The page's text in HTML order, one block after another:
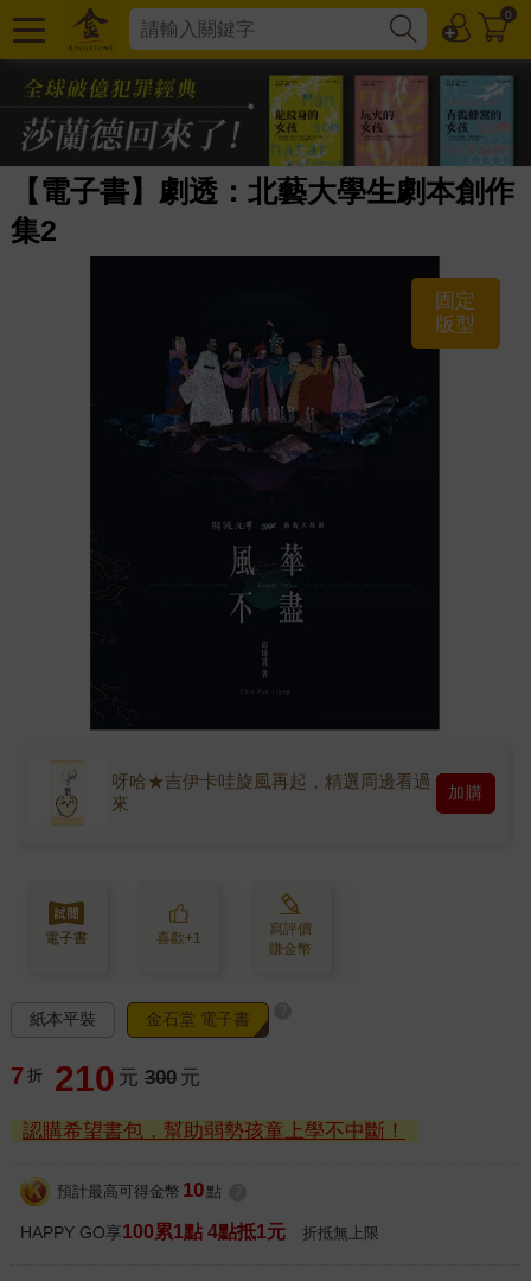
0
【電子書】劇透：北藝大學生劇本創作
集2
固定
版型
呀哈★吉伊卡哇旋風再起，精選周邊看過
來
加購
電子書 喜歡+1
寫評價
賺金幣
紙本平裝 金石堂 電子書
7 折 210 元 300 元
認購希望書包，幫助弱勢孩童上學不中斷！
預計最高可得金幣 10 點
HAPPY GO享100累1點 4點抵1元 折抵無上限